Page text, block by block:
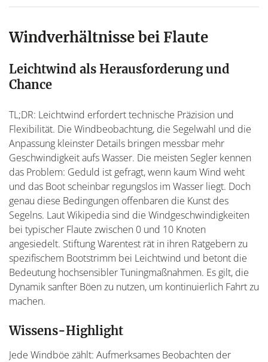
Windverhältnisse bei Flaute
Leichtwind als Herausforderung und
Chance
TL;DR: Leichtwind erfordert technische Präzision und
Flexibilität. Die Windbeobachtung, die Segelwahl und die
Anpassung kleinster Details bringen messbar mehr
Geschwindigkeit aufs Wasser. Die meisten Segler kennen
das Problem: Geduld ist gefragt, wenn kaum Wind weht
und das Boot scheinbar regungslos im Wasser liegt. Doch
genau diese Bedingungen offenbaren die Kunst des
Segelns. Laut Wikipedia sind die Windgeschwindigkeiten
bei typischer Flaute zwischen 0 und 10 Knoten
angesiedelt. Stiftung Warentest rät in ihren Ratgebern zu
spezifischem Bootstrimm bei Leichtwind und betont die
Bedeutung hochsensibler Tuningmaßnahmen. Es gilt, die
Dynamik sanfter Böen zu nutzen, um kontinuierlich Fahrt zu
machen.
Wissens-Highlight
Jede Windböe zählt: Aufmerksames Beobachten der